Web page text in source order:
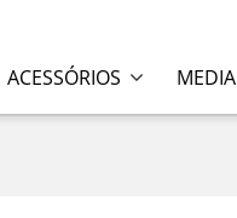
ACESSÓRIOS MEDIA